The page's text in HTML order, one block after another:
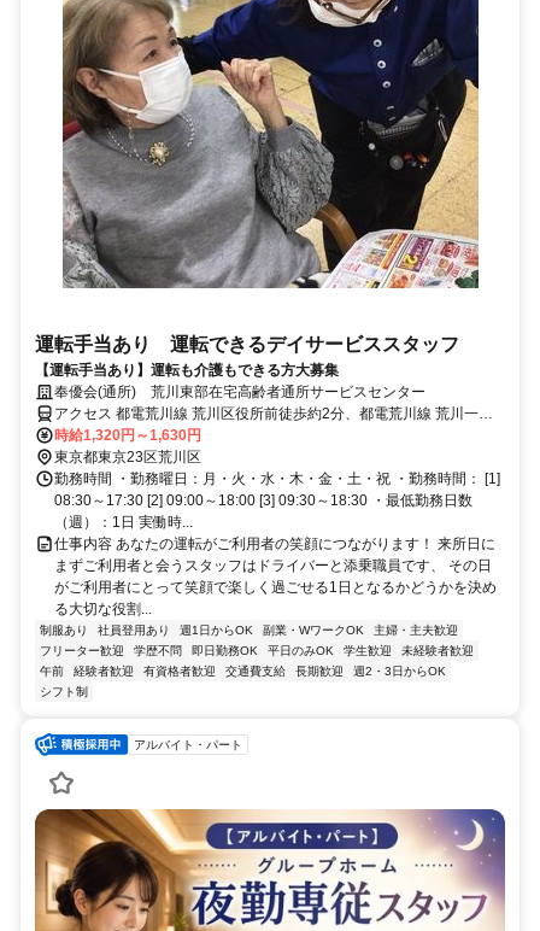
運転手当あり 運転できるデイサービススタッフ
【運転手当あり】運転も介護もできる方大募集
奉優会(通所) 荒川東部在宅高齢者通所サービスセンター
アクセス 都電荒川線 荒川区役所前徒歩約2分、都電荒川線 荒川一中
前徒歩約2分、都電荒川線 三ノ輪橋徒歩約7分
時給1,320円～1,630円
東京都東京23区荒川区
勤務時間 ・勤務曜日：月・火・水・木・金・土・祝 ・勤務時間： [1]
08:30～17:30 [2] 09:00～18:00 [3] 09:30～18:30 ・最低勤務日数
（週）：1日 実働時...
仕事内容 あなたの運転がご利用者の笑顔につながります！ 来所日に
まずご利用者と会うスタッフはドライバーと添乗職員です、 その日
がご利用者にとって笑顔で楽しく過ごせる1日となるかどうかを決め
る大切な役割...
制服あり 社員登用あり 週1日からOK 副業・WワークOK
主婦・主夫歓迎
フリーター歓迎
学歴不問 即日勤務OK 平日のみOK 学生歓迎
未経験者歓迎
午前
経験者歓迎 有資格者歓迎 交通費支給 長期歓迎
週2・3日からOK
シフト制
アルバイト・パート